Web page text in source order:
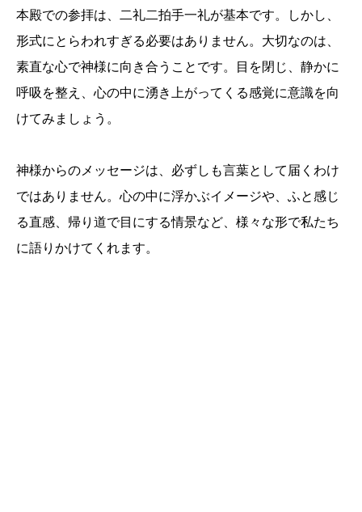
本殿での参拝は、二礼二拍手一礼が基本です。しかし、
形式にとらわれすぎる必要はありません。大切なのは、
素直な心で神様に向き合うことです。目を閉じ、静かに
呼吸を整え、心の中に湧き上がってくる感覚に意識を向
けてみましょう。
神様からのメッセージは、必ずしも言葉として届くわけ
ではありません。心の中に浮かぶイメージや、ふと感じ
る直感、帰り道で目にする情景など、様々な形で私たち
に語りかけてくれます。